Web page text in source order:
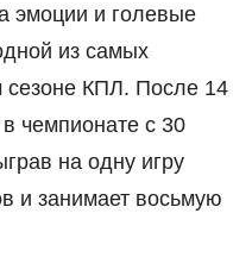
эмоции и голевые
из самых
КПЛ. После 14
чемпионате с 30
на одну игру
и занимает восьмую